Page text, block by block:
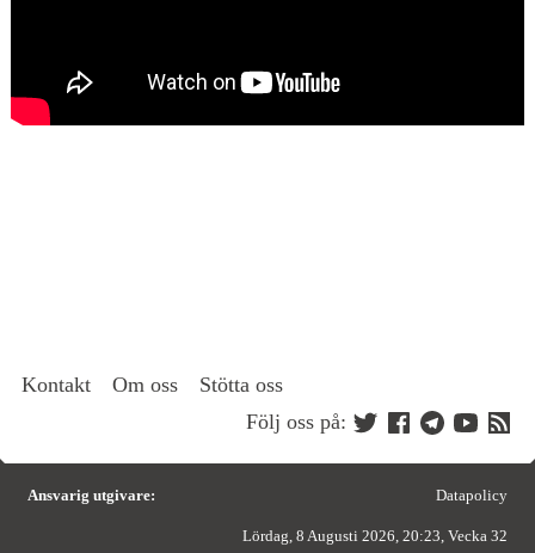
Kontakt Om oss
Stötta oss
Följ oss på:
Ansvarig utgivare: Datapolicy
Lördag, 8 Augusti 2026, 20:23, Vecka 32